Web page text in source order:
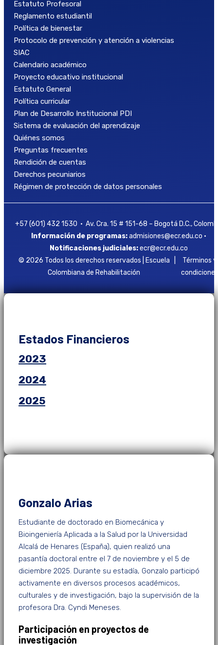
Estatuto Profesoral
Reglamento estudiantil
Política de bienestar
Protocolo de prevención y atención a violencias
SIAC
Calendario académico
Proyecto educativo institucional
Estatuto General
Política curricular
Plan de Desarrollo Institucional PDI
Sistema de evaluación del aprendizaje
Quiénes somos
Preguntas frecuentes
Rendición de cuentas
Derechos pecuniarios
Régimen de protección de datos personales
+57 (601) 432 1530 • Av. Cra. 15 # 151-68 – Bogotá D.C.,
Información de programas:admisiones@ecr.edu.co •
Notificaciones judiciales:ecr@ecr.edu.co
© 2026 Todos los derechos reservados | Escuela
Colombiana de Rehabilitación
Términos y
Estados Financieros
2023
2024
2025
Gonzalo Arias
Estudiante de doctorado en Biomecánica y
Bioingeniería Aplicada a la Salud por la Universidad
Alcalá de Henares (España), quien realizó una
pasantía doctoral entre el 7 de noviembre y el 5 de
diciembre 2025. Durante su estadía, Gonzalo participó
activamente en diversos procesos académicos,
culturales y de investigación, bajo la supervisión de la
profesora Dra. Cyndi Meneses.
Participación en proyectos de
investigación